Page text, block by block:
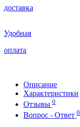
доставка
Удобная
оплата
Описание
Характеристики
Отзывы 0
Вопрос - Ответ 0